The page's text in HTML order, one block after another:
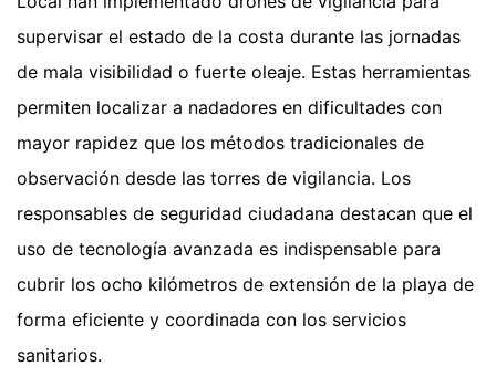
supervisar el estado de la costa durante las jornadas
de mala visibilidad o fuerte oleaje. Estas herramientas
permiten localizar a nadadores en dificultades con
mayor rapidez que los métodos tradicionales de
observación desde las torres de vigilancia. Los
responsables de seguridad ciudadana destacan que el
uso de tecnología avanzada es indispensable para
cubrir los ocho kilómetros de extensión de la playa de
forma eficiente y coordinada con los servicios
sanitarios.